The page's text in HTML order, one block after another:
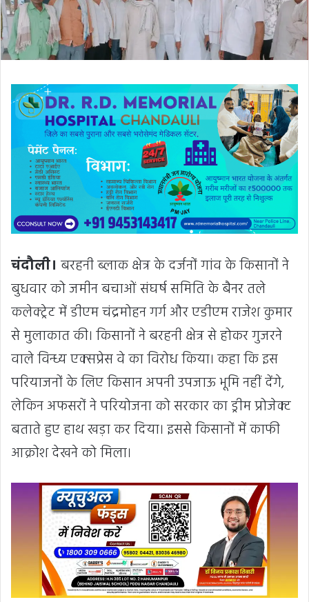
चंदौली। बरहनी ब्लाक क्षेत्र के दर्जनों गांव के किसानों ने
बुधवार को जमीन बचाओं संघर्ष समिति के बैनर तले
कलेक्ट्रेट में डीएम चंद्रमोहन गर्ग और एडीएम राजेश कुमार
से मुलाकात की। किसानों ने बरहनी क्षेत्र से होकर गुजरने
वाले विन्ध्य एक्सप्रेस वे का विरोध किया। कहा कि इस
परियाजनों के लिए किसान अपनी उपजाऊ भूमि नहीं देंगे,
लेकिन अफसरों ने परियोजना को सरकार का ड्रीम प्रोजेक्ट
बताते हुए हाथ खड़ा कर दिया। इससे किसानों में काफी
आक्रोश देखने को मिला।